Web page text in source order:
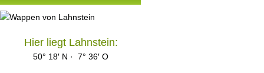
Hier liegt Lahnstein:
50° 18′ N · 7° 36′ O